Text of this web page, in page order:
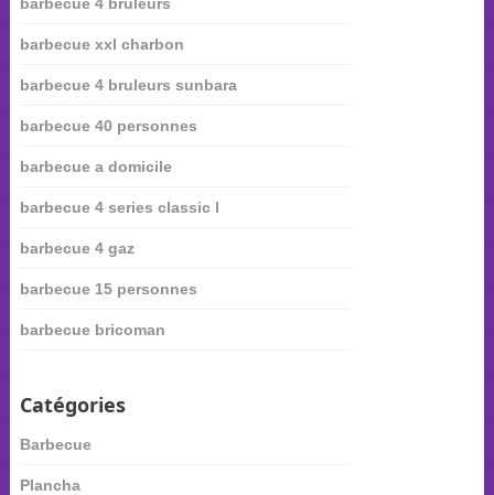
barbecue xxl charbon
barbecue 4 bruleurs sunbara
barbecue 40 personnes
barbecue a domicile
barbecue 4 series classic l
barbecue 4 gaz
barbecue 15 personnes
barbecue bricoman
Catégories
Barbecue
Plancha